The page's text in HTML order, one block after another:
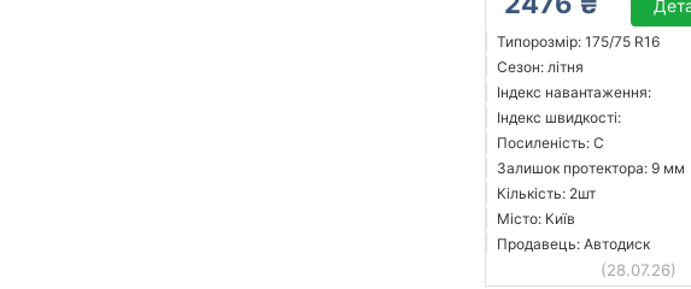
Типорозмір: 175/75 R16
Сезон: літня
Індекс навантаження:
Індекс швидкості:
Посиленість: C
Залишок протектора: 9 мм
Кількість: 2шт
Місто: Київ
Продавець: Автодиск
(28.07.26)